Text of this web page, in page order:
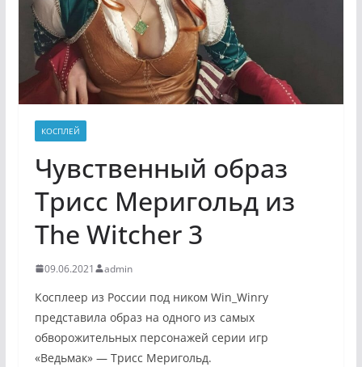
КОСПЛЕЙ
Чувственный образ
Трисс Меригольд из
The Witcher 3
09.06.2021 admin
Косплеер из России под ником Win_Winry
представила образ на одного из самых
обворожительных персонажей серии игр
«Ведьмак» — Трисс Меригольд.